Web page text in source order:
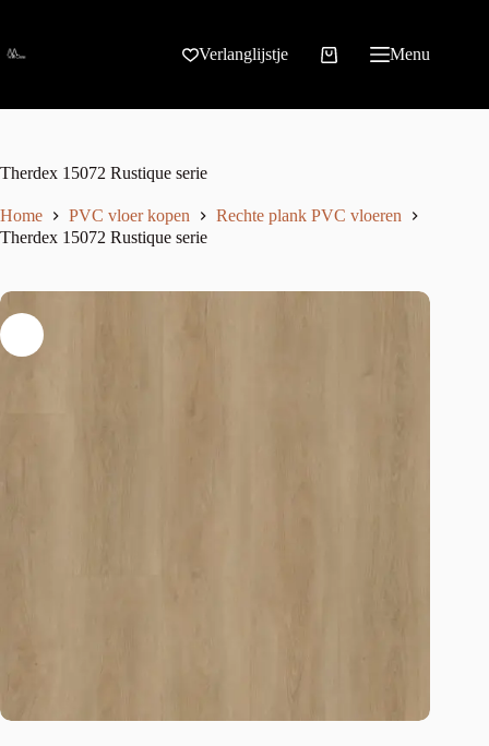
Verlanglijstje Menu
Therdex 15072 Rustique serie
Home PVC vloer kopen
Rechte plank PVC vloeren
Therdex 15072 Rustique serie